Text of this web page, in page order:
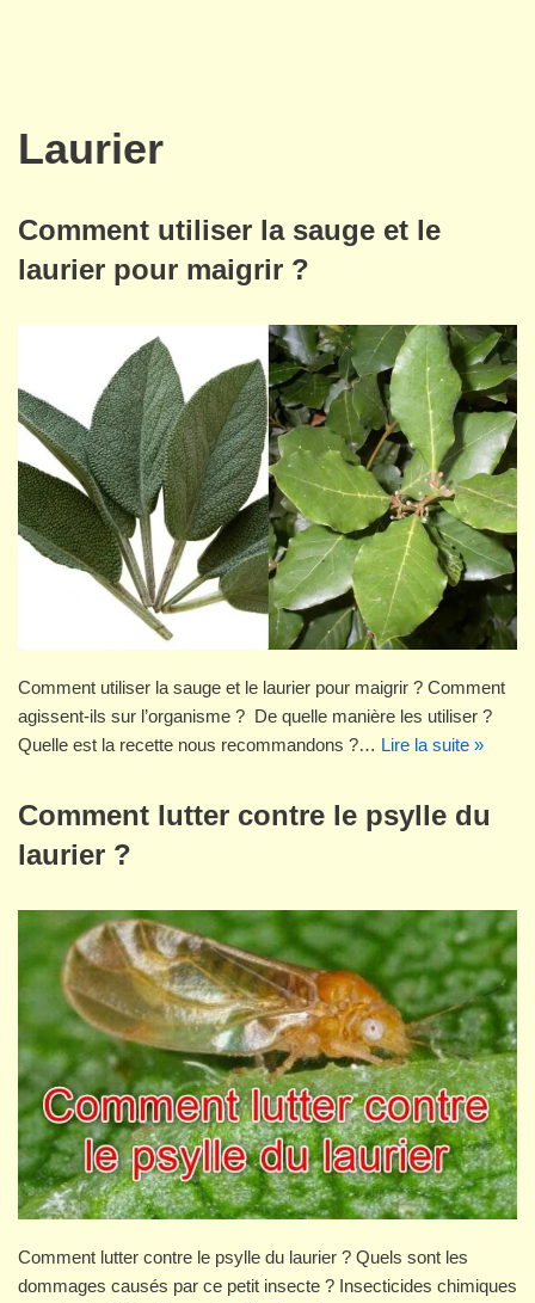
Laurier
Comment utiliser la sauge et le
laurier pour maigrir ?
Comment utiliser la sauge et le laurier pour maigrir ? Comment
agissent-ils sur l’organisme ? De quelle manière les utiliser ?
Quelle est la recette nous recommandons ?… Lire la suite »
Comment lutter contre le psylle du
laurier ?
Comment lutter contre le psylle du laurier ? Quels sont les
dommages causés par ce petit insecte ? Insecticides chimiques